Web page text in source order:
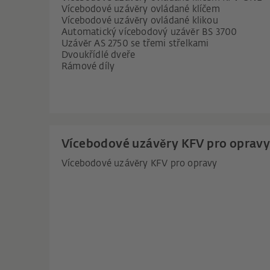
Vícebodové uzávěry ovládané klíčem
Vícebodové uzávěry ovládané klikou
Automatický vícebodový uzávěr BS 3700
Uzávěr AS 2750 se třemi střelkami
Dvoukřídlé dveře
Rámové díly
Vícebodové uzávěry KFV pro opravy
Vícebodové uzávěry KFV pro opravy